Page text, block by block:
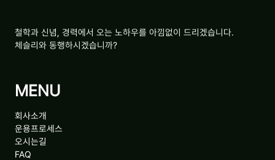
철학과 신념, 경력에서 오는 노하우를 아낌없이 드리겠습니다.
체슬리와 동행하시겠습니까?
MENU
회사소개
운용프로세스
오시는길
FAQ